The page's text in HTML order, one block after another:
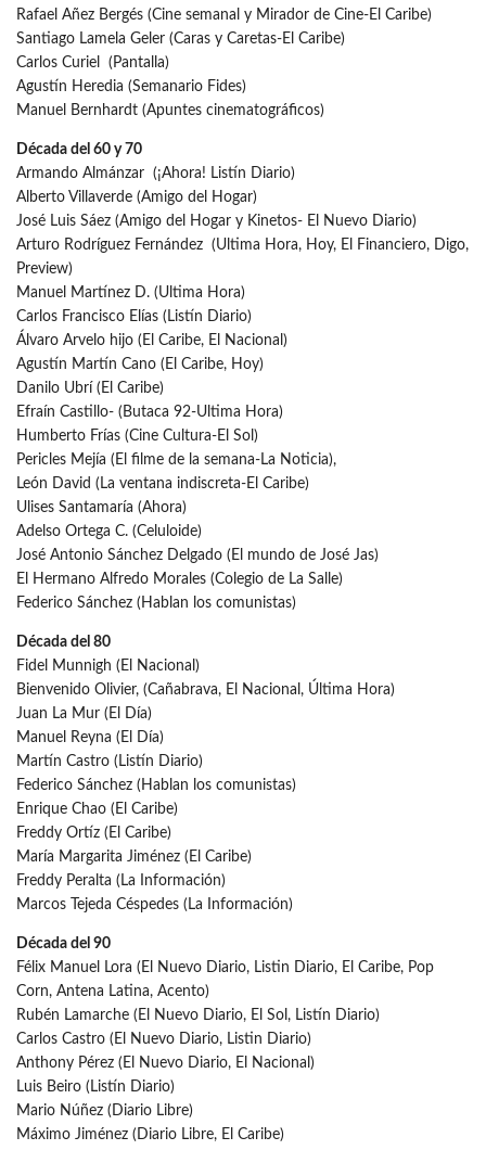
Rafael Añez Bergés (Cine semanal y Mirador de Cine-El Caribe)
Santiago Lamela Geler (Caras y Caretas-El Caribe)
Carlos Curiel (Pantalla)
Agustín Heredia (Semanario Fides)
Manuel Bernhardt (Apuntes cinematográficos)
Década del 60 y 70
Armando Almánzar (¡Ahora! Listín Diario)
Alberto Villaverde (Amigo del Hogar)
José Luis Sáez (Amigo del Hogar y Kinetos- El Nuevo Diario)
Arturo Rodríguez Fernández (Ultima Hora, Hoy, El Financiero, Digo,
Preview)
Manuel Martínez D. (Ultima Hora)
Carlos Francisco Elías (Listín Diario)
Álvaro Arvelo hijo (El Caribe, El Nacional)
Agustín Martín Cano (El Caribe, Hoy)
Danilo Ubrí (El Caribe)
Efraín Castillo- (Butaca 92-Ultima Hora)
Humberto Frías (Cine Cultura-El Sol)
Pericles Mejía (El filme de la semana-La Noticia),
León David (La ventana indiscreta-El Caribe)
Ulises Santamaría (Ahora)
Adelso Ortega C. (Celuloide)
José Antonio Sánchez Delgado (El mundo de José Jas)
El Hermano Alfredo Morales (Colegio de La Salle)
Federico Sánchez (Hablan los comunistas)
Década del 80
Fidel Munnigh (El Nacional)
Bienvenido Olivier, (Cañabrava, El Nacional, Última Hora)
Juan La Mur (El Día)
Manuel Reyna (El Día)
Martín Castro (Listín Diario)
Federico Sánchez (Hablan los comunistas)
Enrique Chao (El Caribe)
Freddy Ortíz (El Caribe)
María Margarita Jiménez (El Caribe)
Freddy Peralta (La Información)
Marcos Tejeda Céspedes (La Información)
Década del 90
Félix Manuel Lora (El Nuevo Diario, Listin Diario, El Caribe, Pop
Corn, Antena Latina, Acento)
Rubén Lamarche (El Nuevo Diario, El Sol, Listín Diario)
Carlos Castro (El Nuevo Diario, Listin Diario)
Anthony Pérez (El Nuevo Diario, El Nacional)
Luis Beiro (Listín Diario)
Mario Núñez (Diario Libre)
Máximo Jiménez (Diario Libre, El Caribe)